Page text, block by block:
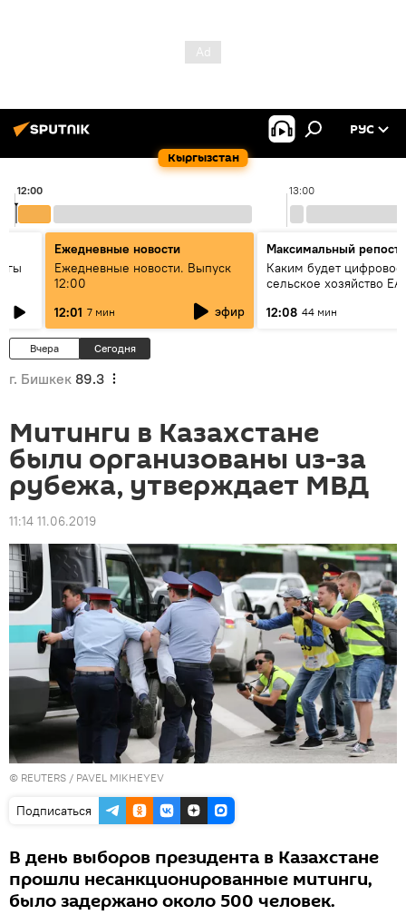
Кыргызстан
РУС
13:00
12:00
Ежедневные новости
Ежедневные новости. Выпуск
12:00
12:01 7 мин эфир
Максимальный репост
Каким будет цифровое
сельское хозяйство
12:08 44 мин
Вчера Сегодня
г. Бишкек 89.3
Митинги в Казахстане
были организованы из-за
рубежа, утверждает МВД
11:14 11.06.2019
© REUTERS / PAVEL MIKHEYEV
Подписаться
В день выборов президента в Казахстане
прошли несанкционированные митинги,
было задержано около 500 человек.